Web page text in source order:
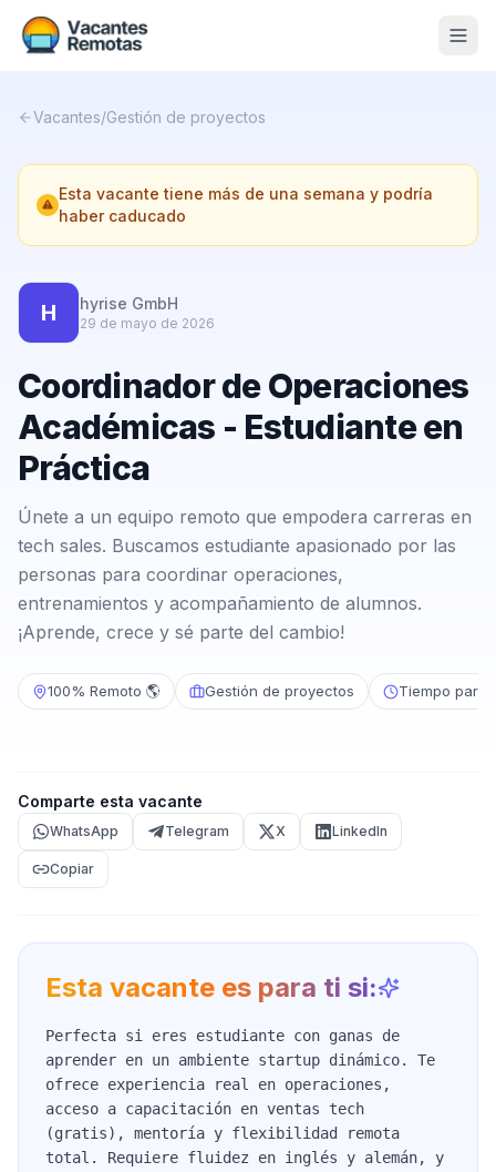
Nosotros
Contacto
Calculadora Freelance
Vacantes/Gestión de proyectos
Esta vacante tiene más de una semana y podría
haber caducado
H hyrise GmbH
29 de mayo de 2026
Coordinador de Operaciones
Académicas - Estudiante en
Práctica
Únete a un equipo remoto que empodera carreras en
tech sales. Buscamos estudiante apasionado por las
personas para coordinar operaciones,
entrenamientos y acompañamiento de alumnos.
¡Aprende, crece y sé parte del cambio!
100% Remoto 🌎 Gestión de proyectos Tiempo
Comparte esta vacante
WhatsApp Telegram X LinkedIn
Copiar
Esta vacante es para ti si:
Perfecta si eres estudiante con ganas de
aprender en un ambiente startup dinámico. Te
ofrece experiencia real en operaciones,
acceso a capacitación en ventas tech
(gratis), mentoría y flexibilidad remota
total. Requiere fluidez en inglés y alemán, y